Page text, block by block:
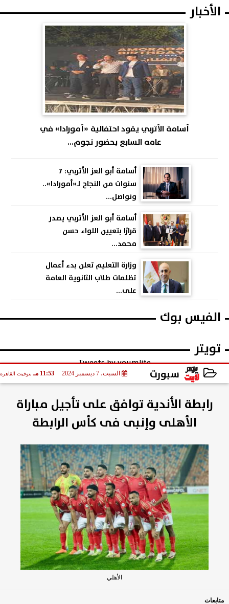
الأخبار
أسامة الأتربي يقود احتفالية «أمورادا» في
عامه السابع بحضور نجوم...
أسامة أبو العز الأتربي: 7
سنوات من النجاح لـ«أمورادا»..
ونواصل...
أسامة أبو العز الأتربي يصدر
قرارًا بتعيين اللواء حسن
محمد...
وزارة التعليم تعلن بدء أعمال
تظلمات طلاب الثانوية العامة
على...
الفيس بوك
تويتر
Tweets by youmlite
سبورت السبت، 7 ديسمبر 2024 11:53 مـ بتوقيت القاهرة
رابطة الأندية توافق على تأجيل مباراة
الأهلى وإنبى فى كأس الرابطة
الأهلي
متابعات